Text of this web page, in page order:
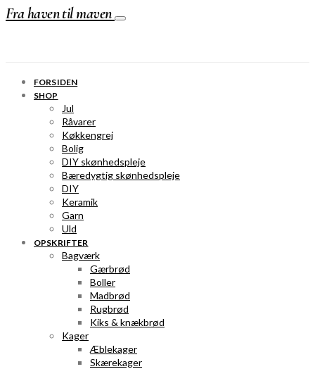
Fra haven til maven
FORSIDEN
SHOP
Jul
Råvarer
Køkkengrej
Bolig
DIY skønhedspleje
Bæredygtig skønhedspleje
DIY
Keramik
Garn
Uld
OPSKRIFTER
Bagværk
Gærbrød
Boller
Madbrød
Rugbrød
Kiks & knækbrød
Kager
Æblekager
Skærekager